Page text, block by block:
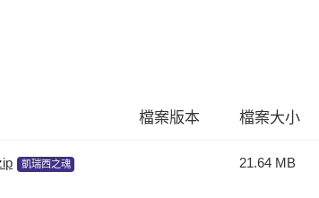
檔案版本 檔案大小
凱瑞西之魂 21.64 MB